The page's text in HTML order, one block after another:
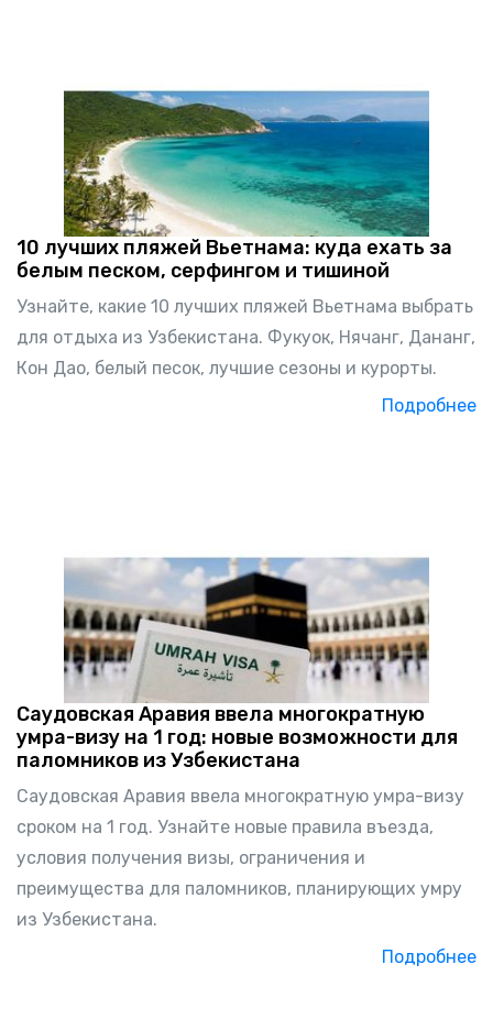
10 лучших пляжей Вьетнама: куда ехать за
белым песком, серфингом и тишиной
Узнайте, какие 10 лучших пляжей Вьетнама выбрать
для отдыха из Узбекистана. Фукуок, Нячанг, Дананг,
Кон Дао, белый песок, лучшие сезоны и курорты.
Подробнее
Саудовская Аравия ввела многократную
умра-визу на 1 год: новые возможности для
паломников из Узбекистана
Саудовская Аравия ввела многократную умра-визу
сроком на 1 год. Узнайте новые правила въезда,
условия получения визы, ограничения и
преимущества для паломников, планирующих умру
из Узбекистана.
Подробнее